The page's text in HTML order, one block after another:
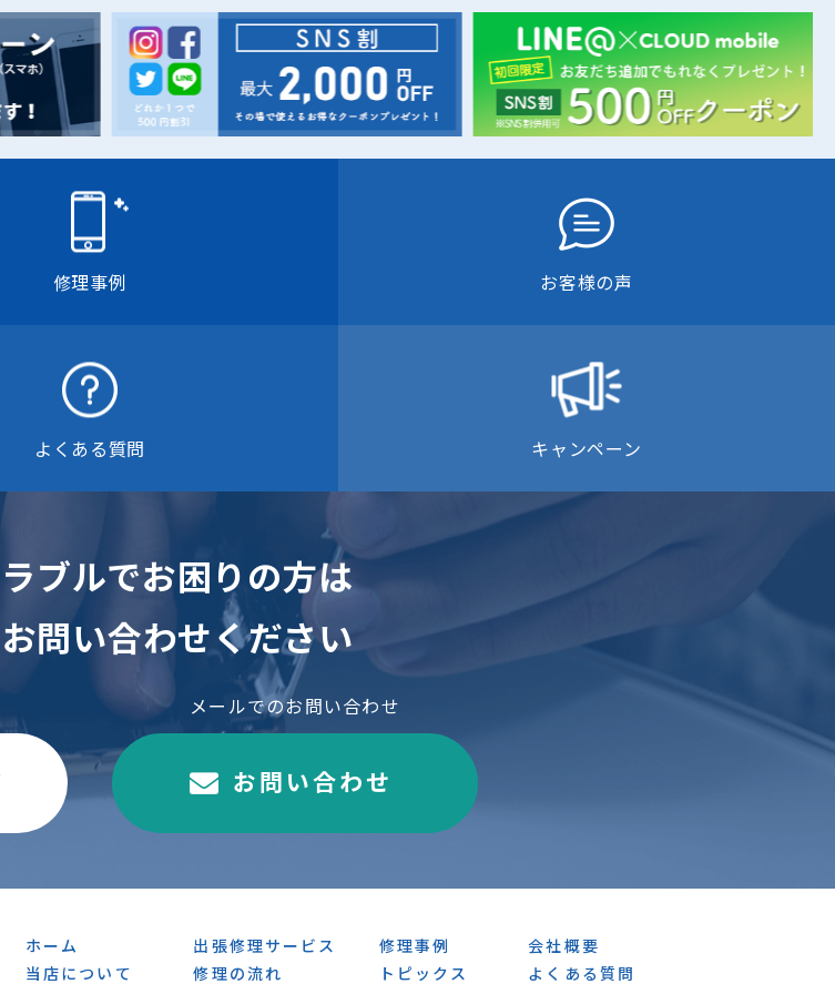
修理事例 お客様の声
よくある質問 キャンペーン
ブルでお困りの方は
問い合わせください
メールでのお問い合わせ
お問い合わせ
ホーム
当店について
出張修理サービス
修理の流れ
修理事例
トピックス
会社概要
よくある質問